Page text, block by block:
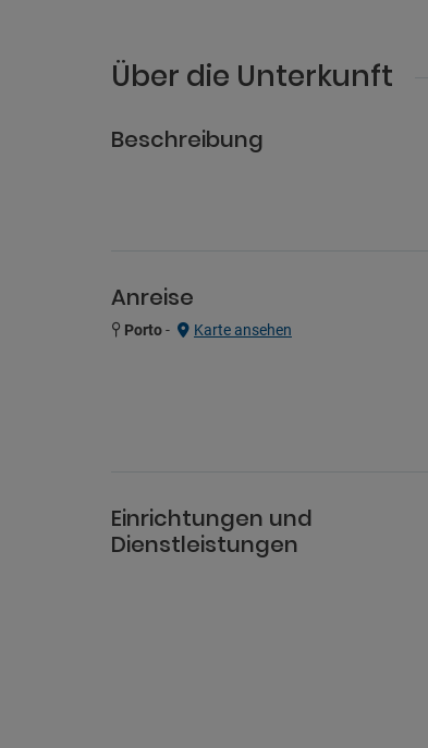
Über die Unterkunft
Beschreibung
Anreise
Porto- Karte ansehen
Einrichtungen und
Dienstleistungen